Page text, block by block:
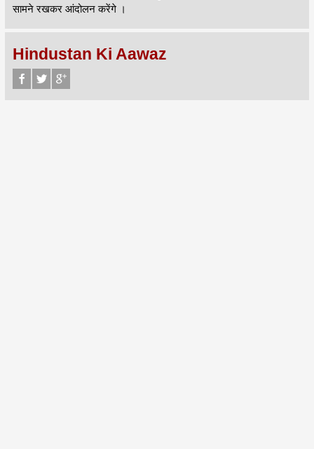
सामने रखकर आंदोलन करेंगे ।
Hindustan Ki Aawaz